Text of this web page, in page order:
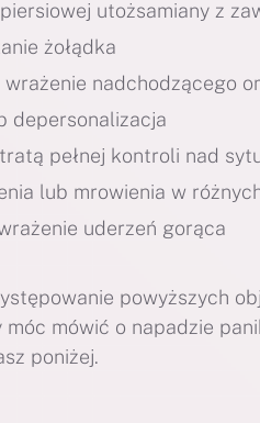
utożsamiany z
żołądka
wrażenie nadchodzącego
depersonalizacja
pełnej kontroli nad
lub mrowienia w
uderzeń gorąca
powyższych
mówić o napadzie
poniżej.